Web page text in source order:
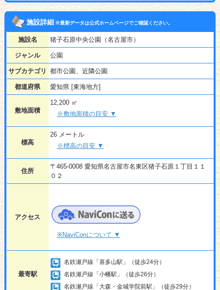
施設詳細※最新データは公式ホームページでご確認ください。
施設名 猪子石原中央公園（名古屋市）
ジャンル 公園
サブカテゴリ 都市公園、近隣公園
都道府県 愛知県 [東海地方]
敷地面積
12,200 ㎡
※敷地面積の目安 ▼
標高
26 メートル
※標高の目安 ▼
住所
〒465-0008 愛知県名古屋市名東区猪子石原１丁目１１
０２
アクセス
※NaviConについて ▼
最寄駅
名鉄瀬戸線「喜多山駅」（徒歩24分）
名鉄瀬戸線「小幡駅」（徒歩26分）
名鉄瀬戸線「大森・金城学院前駅」（徒歩29分）